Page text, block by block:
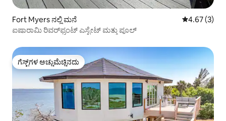
Fort Myers ನಲ್ಲಿ ಮನೆ 5 ರಲ್ಲಿ 4.67
4.67 (3)
ಐಷಾರಾಮಿ ರಿವರ್‌ಫ್ರಂಟ್ ಎಸ್ಟೇಟ್ ಮತ್ತು ಪೂಲ್
ಗೆಸ್ಟ್‌ಗಳ ಅಚ್ಚುಮೆಚ್ಚಿನದು
ಗೆಸ್ಟ್‌ಗಳ ಅಚ್ಚುಮೆಚ್ಚಿನದು